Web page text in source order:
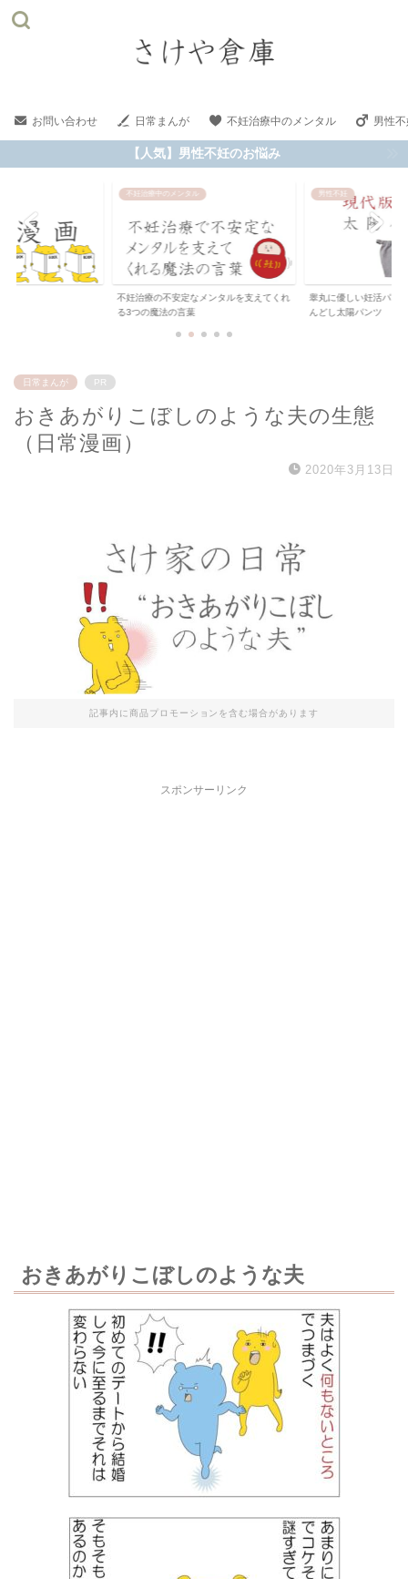
お問い合わせ 日常まんが 不妊治療中のメンタル 男性
【人気】男性不妊のお悩み
不妊治療中のメンタル
不妊治療の不安定なメンタルを支えてくれ
る3つの魔法の言葉
男性不妊
睾丸に優しい妊活パン
んどし太陽パンツ
日常まんが PR
おきあがりこぼしのような夫の生態
（日常漫画）
2020年3月13日
記事内に商品プロモーションを含む場合があります
スポンサーリンク
おきあがりこぼしのような夫